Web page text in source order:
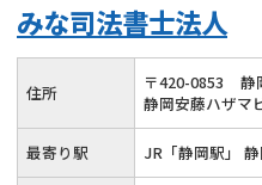
みな司法書士法人
住所 〒420-0853
静
静岡安藤ハザマ
最寄り駅 JR「静岡駅」